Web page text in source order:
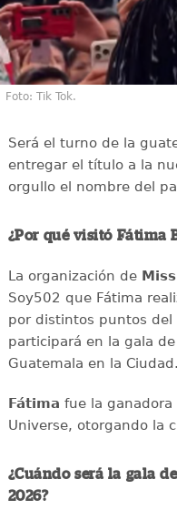
Foto: Tik Tok.
Será el turno de la
entregar el título a la
orgullo el nombre del
¿Por qué visitó Fátima
La organización de
Soy502 que Fátima
por distintos puntos del
participará en la gala
Guatemala en la Ciudad.
Fátima fue la ganadora
Universe, otorgando la
¿Cuándo será la gala
2026?